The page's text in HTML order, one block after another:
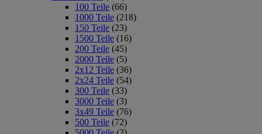
100 Teile (66)
1000 Teile (218)
150 Teile (23)
1500 Teile (16)
200 Teile (45)
2000 Teile (5)
2x12 Teile (36)
2x24 Teile (54)
300 Teile (33)
3000 Teile (3)
3x49 Teile (76)
500 Teile (72)